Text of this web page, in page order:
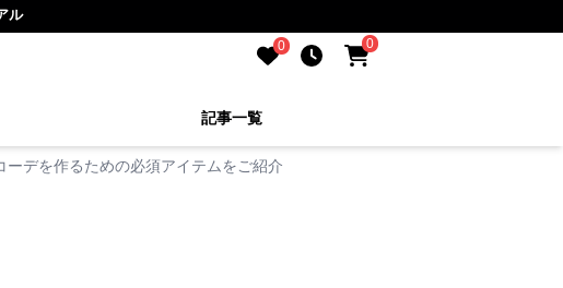
ル
0 0
記事一覧
デを作るための必須アイテムをご紹介